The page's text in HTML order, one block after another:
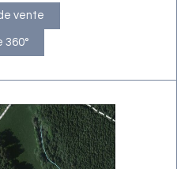
vente
360°